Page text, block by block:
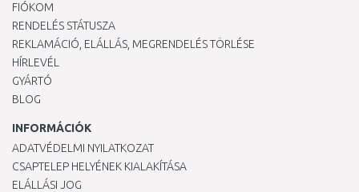
FIÓKOM
RENDELÉS STÁTUSZA
REKLAMÁCIÓ, ELÁLLÁS, MEGRENDELÉS TÖRLÉSE
HÍRLEVÉL
GYÁRTÓ
BLOG
INFORMÁCIÓK
ADATVÉDELMI NYILATKOZAT
CSAPTELEP HELYÉNEK KIALAKÍTÁSA
ELÁLLÁSI JOG